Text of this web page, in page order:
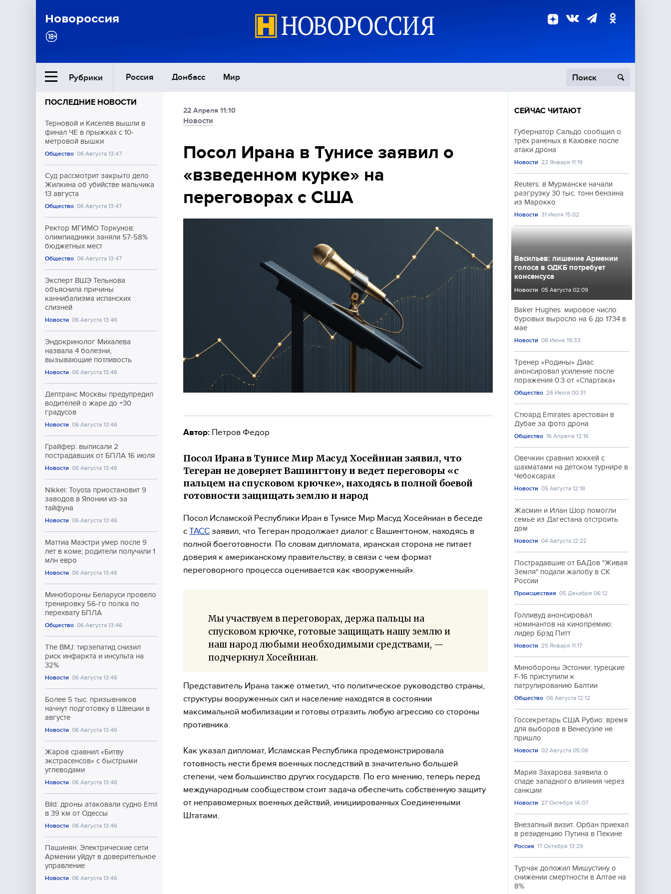
Новороссия
Рубрики Россия Донбасс Мир
Ближний Восток
Общество
Экономика
Происшествия
Культура
Спорт
ПОСЛЕДНИЕ НОВОСТИ
Терновой и Киселёв вышли в
финал ЧЕ в прыжках с 10-
метровой вышки
Общество 06 Августа 13:47
Суд рассмотрит закрыто дело
Жилкина об убийстве мальчика
13 августа
Общество 06 Августа 13:47
Ректор МГИМО Торкунов:
олимпиадники заняли 57-58%
бюджетных мест
Общество 06 Августа 13:47
Эксперт ВШЭ Тельнова
объяснила причины
каннибализма испанских
слизней
Новости 06 Августа 13:46
Эндокринолог Михалева
назвала 4 болезни,
вызывающие потливость
Новости 06 Августа 13:46
Дептранс Москвы предупредил
водителей о жаре до +30
градусов
Новости 06 Августа 13:46
Грайфер: выписали 2
пострадавших от БПЛА 16 июля
Новости 06 Августа 13:46
Nikkei: Toyota приостановит 9
заводов в Японии из-за
тайфуна
Новости 06 Августа 13:46
Маттиа Маэстри умер после 9
лет в коме; родители получили 1
млн евро
Новости 06 Августа 13:46
Минобороны Беларуси провело
тренировку 56-го полка по
перехвату БПЛА
Общество 06 Августа 13:46
The BMJ: тирзепатид снизил
риск инфаркта и инсульта на
32%
Новости 06 Августа 13:46
Более 5 тыс. призывников
начнут подготовку в Швеции в
августе
Новости 06 Августа 13:46
Жаров сравнил «Битву
экстрасенсов» с быстрыми
углеводами
Новости 06 Августа 13:46
Bild: дроны атаковали судно Emil
в 39 км от Одессы
Новости 06 Августа 13:46
Пашинян: Электрические сети
Армении уйдут в доверительное
управление
Новости 06 Августа 13:46
22 Апреля 11:10
Новости
Посол Ирана в Тунисе заявил о
«взведенном курке» на
переговорах с США
Автор: Петров Федор
Посол Ирана в Тунисе Мир Масуд Хосейниан заявил, что
Тегеран не доверяет Вашингтону и ведет переговоры «с
пальцем на спусковом крючке», находясь в полной боевой
готовности защищать землю и народ
Посол Исламской Республики Иран в Тунисе Мир Масуд Хосейниан в беседе
с ТАСС заявил, что Тегеран продолжает диалог с Вашингтоном, находясь в
полной боеготовности. По словам дипломата, иранская сторона не питает
доверия к американскому правительству, в связи с чем формат
переговорного процесса оценивается как «вооруженный».
Мы участвуем в переговорах, держа пальцы на
спусковом крючке, готовые защищать нашу землю и
наш народ любыми необходимыми средствами, —
подчеркнул Хосейниан.
Представитель Ирана также отметил, что политическое руководство страны,
структуры вооруженных сил и население находятся в состоянии
максимальной мобилизации и готовы отразить любую агрессию со стороны
противника.
Как указал дипломат, Исламская Республика продемонстрировала
готовность нести бремя военных последствий в значительно большей
степени, чем большинство других государств. По его мнению, теперь перед
международным сообществом стоит задача обеспечить собственную защиту
от неправомерных военных действий, инициированных Соединенными
Штатами.
СЕЙЧАС ЧИТАЮТ
Губернатор Сальдо сообщил о
трёх раненых в Каховке после
атаки дрона
Новости 22 Января 11:19
Reuters: в Мурманске начали
разгрузку 30 тыс. тонн бензина
из Марокко
Новости 31 Июля 15:02
Васильев: лишение Армении
голоса в ОДКБ потребует
консенсуса
Новости 05 Августа 02:09
Baker Hughes: мировое число
буровых выросло на 6 до 1734 в
мае
Новости 08 Июня 19:33
Тренер «Родины» Диас
анонсировал усиление после
поражения 0:3 от «Спартака»
Общество 26 Июля 00:31
Стюард Emirates арестован в
Дубае за фото дрона
Общество 16 Апреля 12:16
Овечкин сравнил хоккей с
шахматами на детском турнире в
Чебоксарах
Новости 05 Августа 12:18
Жасмин и Илан Шор помогли
семье из Дагестана отстроить
дом
Новости 04 Августа 12:22
Пострадавшие от БАДов "Живая
Земля" подали жалобу в СК
России
Происшествия 05 Декабря 06:12
Голливуд анонсировал
номинантов на кинопремию:
лидер Брэд Питт
Новости 25 Января 11:17
Минобороны Эстонии: турецкие
F-16 приступили к
патрулированию Балтии
Общество 06 Августа 12:12
Госсекретарь США Рубио: время
для выборов в Венесуэле не
пришло
Новости 02 Августа 05:08
Мария Захарова заявила о
спадe западного влияния через
санкции
Новости 27 Октября 14:07
Внезапный визит. Орбан приехал
в резиденцию Путина в Пекине
Россия 17 Октября 13:29
Турчак доложил Мишустину о
снижении смертности в Алтае на
8%